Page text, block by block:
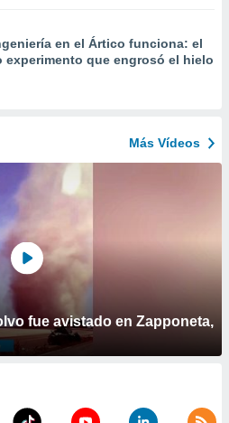
en el Ártico funciona: el
experimento que engrosó el hielo
Más Vídeos
fue avistado en Zapponeta,